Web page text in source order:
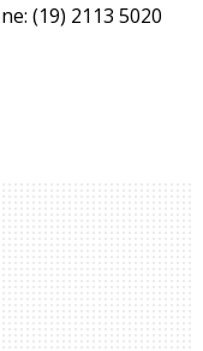
(19) 2113 5020